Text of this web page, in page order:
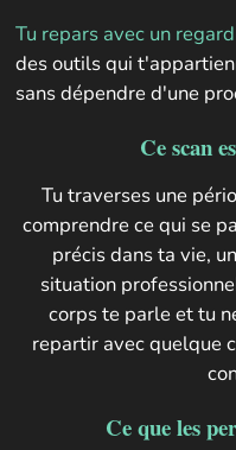
Tu repars avec un
des outils qui
sans dépendre d'une
Ce scan
Tu traverses une
comprendre ce qui se
précis dans ta vie,
situation
corps te parle et tu
repartir avec quelque
Ce que les